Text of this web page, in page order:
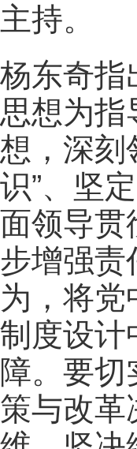
主持。
杨东奇指
思想为指
想，深刻
识”、坚
面领导贯
步增强责
为，将
制度设计
障。要
策与改革